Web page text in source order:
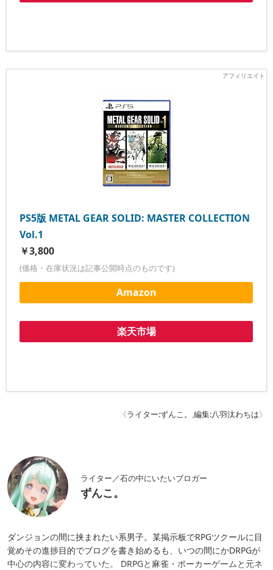
PS5版 METAL GEAR SOLID: MASTER COLLECTION
Vol.1
￥3,800
(価格・在庫状況は記事公開時点のものです)
Amazon
楽天市場
《ライター:ずんこ。 ,編集:八羽汰わちは》
ライター／石の中にいたいブロガー
ずんこ。
ダンジョンの間に挟まれたい系男子。某掲示板でRPGツクールに目
覚めその進捗目的でブログを書き始めるも、いつの間にかDRPGが
中心の内容に変わっていた。 DRPGと麻雀・ポーカーゲームと元ネ